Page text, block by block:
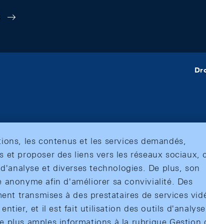
les contenus et les services demandés,
et proposer des liens vers les réseaux sociaux,
et diverses technologies. De plus, son
afin d'améliorer sa convivialité. Des
transmises à des prestataires de services
et il est fait utilisation des outils